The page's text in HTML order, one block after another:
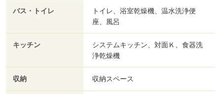
バス・トイレ
トイレ、浴室乾燥機、温水洗浄便
座、風呂
キッチン
システムキッチン、対面Ｋ、食器洗
浄乾燥機
収納 収納スペース